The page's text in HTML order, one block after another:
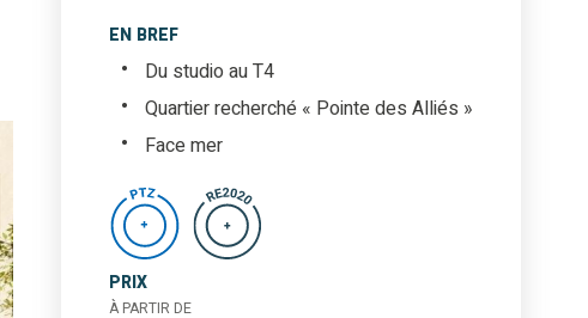
EN BREF
Du studio au T4
Quartier recherché « Pointe des Alliés »
Face mer
PRIX
À PARTIR DE